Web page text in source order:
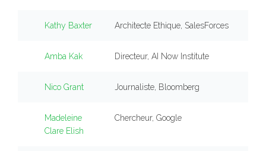
Kathy Baxter Architecte Ethique, SalesForces
Amba Kak Directeur, AI Now Institute
Nico Grant Journaliste, Bloomberg
Madeleine
Clare Elish
Chercheur, Google